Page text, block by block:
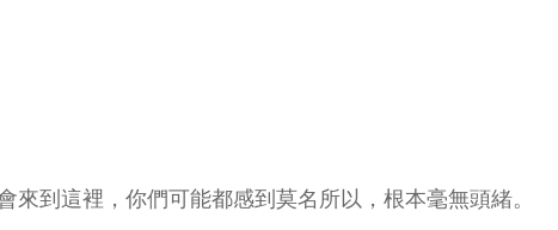
到這裡，你們可能都感到莫名所以，根本毫無頭緒。